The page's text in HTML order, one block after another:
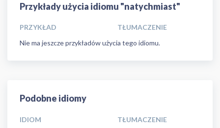
Przykłady użycia idiomu "natychmiast"
PRZYKŁAD
TŁUMACZENIE
Nie ma jeszcze przykładów użycia tego idiomu.
Podobne idiomy
IDIOM TŁUMACZENIE